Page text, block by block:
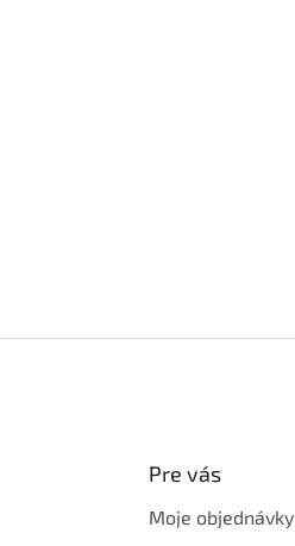
Pre vás
Moje objednávky